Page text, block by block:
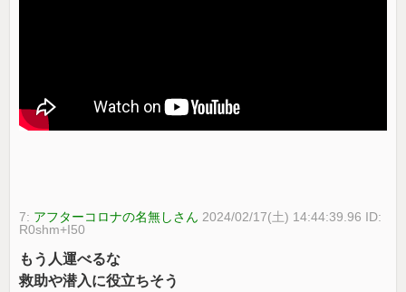
7: アフターコロナの名無しさん 2024/02/17(土) 14:44:39.96 ID:
R0shm+I50
もう人運べるな
救助や潜入に役立ちそう